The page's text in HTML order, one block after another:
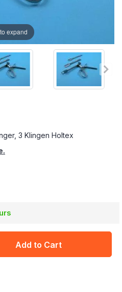
3 Klingen Holtex
Add to Cart
expand